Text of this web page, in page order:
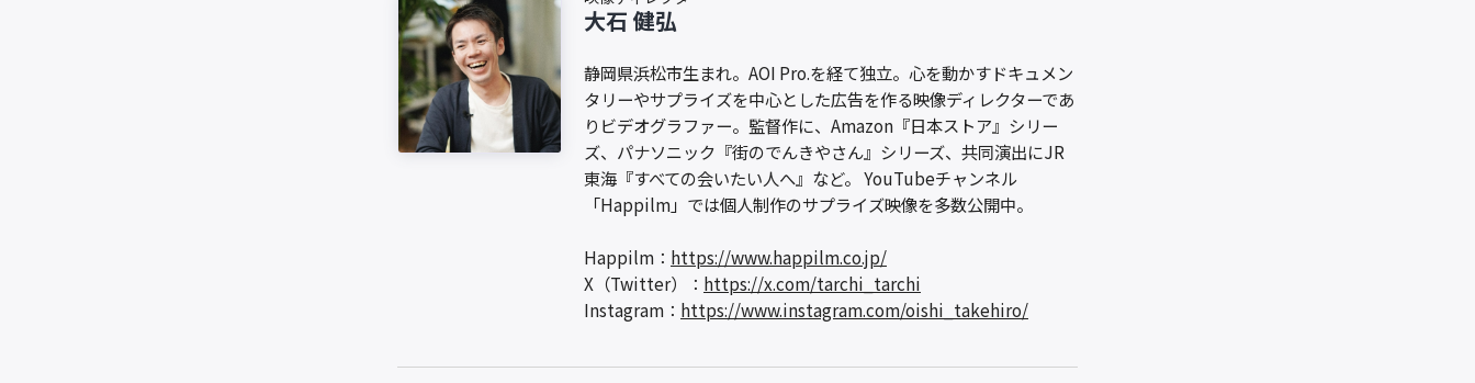
大石 健弘
静岡県浜松市生まれ。AOI Pro.を経て独立。心を動かすドキュメン
タリーやサプライズを中心とした広告を作る映像ディレクターであ
りビデオグラファー。監督作に、Amazon『日本ストア』シリー
ズ、パナソニック『街のでんきやさん』シリーズ、共同演出にJR
東海『すべての会いたい人へ』など。 YouTubeチャンネル
「Happilm」では個人制作のサプライズ映像を多数公開中。
Happilm： https://www.happilm.co.jp/
X（Twitter）： https://x.com/tarchi_tarchi
Instagram： https://www.instagram.com/oishi_takehiro/